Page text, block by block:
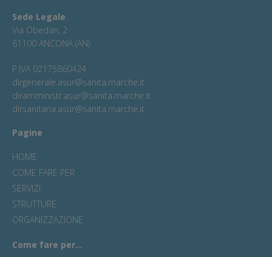
Sede Legale
Via Obedan, 2
61100 ANCONA (AN)
P.IVA 02175860424
dirgenerale.asur@sanita.marche.it
diramministr.asur@sanita.marche.it
dirsanitaria.asur@sanita.marche.it
Pagine
HOME
COME FARE PER
SERVIZI
STRUTTURE
ORGANIZZAZIONE
Come fare per...